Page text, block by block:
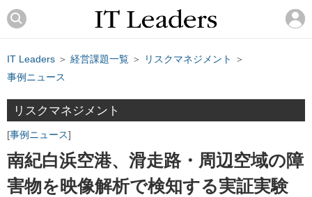
IT Leaders ＞ 経営課題一覧 ＞ リスクマネジメント
＞
事例ニュース
リスクマネジメント
事例ニュース
南紀白浜空港、滑走路・周辺空域の障
害物を映像解析で検知する実証実験